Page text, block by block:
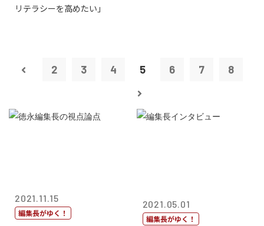
リテラシーを高めたい」
2 3 4 5 6 7 8
2021.11.15
編集長がゆく！
2021.05.01
編集長がゆく！